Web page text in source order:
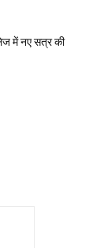
में नए सत्र की